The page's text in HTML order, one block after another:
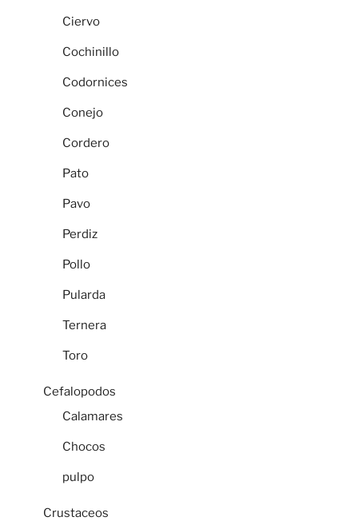
Ciervo
Cochinillo
Codornices
Conejo
Cordero
Pato
Pavo
Perdiz
Pollo
Pularda
Ternera
Toro
Cefalopodos
Calamares
Chocos
pulpo
Crustaceos